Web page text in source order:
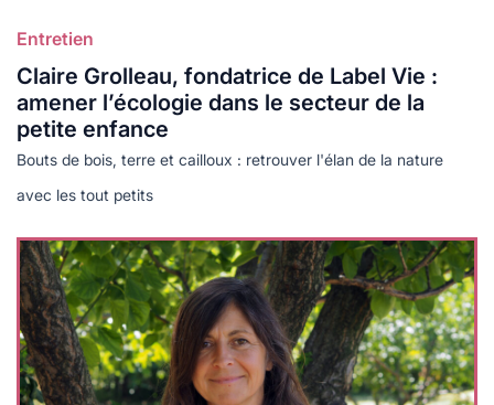
au naturel
végétariennes
locales
plus de recyclage
durables
naturel
de recyclage
saison
responsables
douce
Entretien
Claire Grolleau, fondatrice de Label Vie :
amener l’écologie dans le secteur de la
petite enfance
Bouts de bois, terre et cailloux : retrouver l'élan de la nature
avec les tout petits